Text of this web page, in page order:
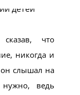
что
никогда и
он слышал на
ведь